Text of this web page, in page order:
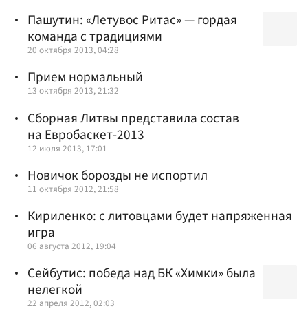
Пашутин: «Летувос Ритас» — гордая
команда с традициями
20 октября 2013, 04:28
Прием нормальный
13 октября 2013, 21:32
Сборная Литвы представила состав
на Евробаскет-2013
12 июля 2013, 17:01
Новичок борозды не испортил
11 октября 2012, 21:58
Кириленко: с литовцами будет напряженная
игра
06 августа 2012, 19:04
Сейбутис: победа над БК «Химки» была
нелегкой
22 апреля 2012, 02:03